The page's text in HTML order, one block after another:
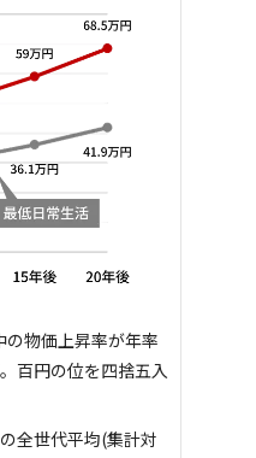
物価上昇率が年率
百円の位を四捨五入
全世代平均(集計対